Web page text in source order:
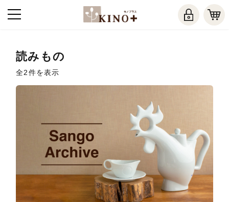
読みもの
全2件を表示